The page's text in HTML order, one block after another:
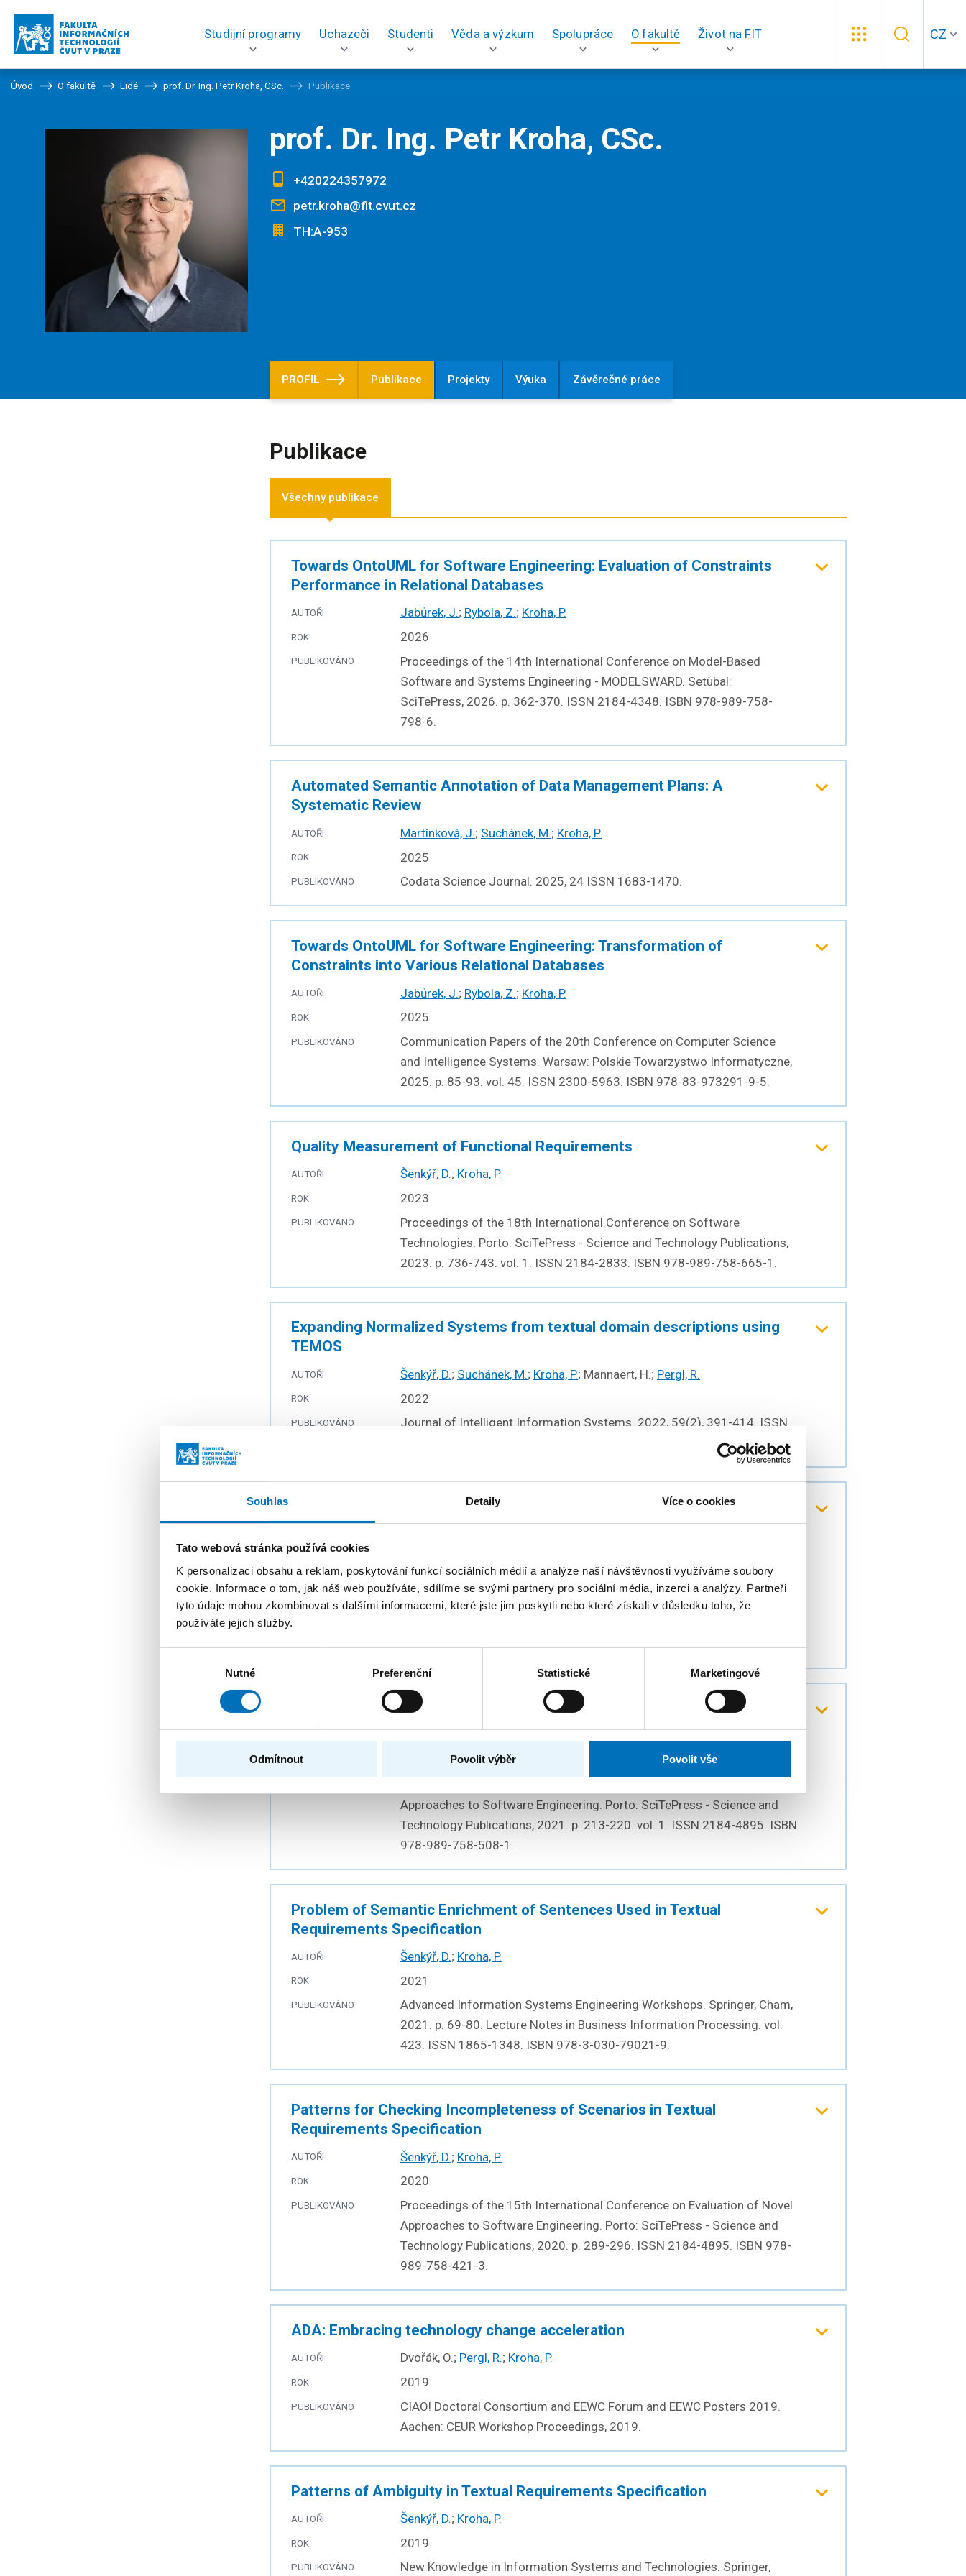
Souhlas Detaily Více o cookies
Tato webová stránka používá cookies
K personalizaci obsahu a reklam, poskytování funkcí sociálních médií a analýze naší návštěvnosti využíváme soubory
cookie. Informace o tom, jak náš web používáte, sdílíme se svými partnery pro sociální média, inzerci a analýzy. Partneři
tyto údaje mohou zkombinovat s dalšími informacemi, které jste jim poskytli nebo které získali v důsledku toho, že
používáte jejich služby.
Nutné Preferenční Statistické Marketingové
Odmítnout Povolit výběr Povolit vše
Studijní programy Uchazeči Studenti Věda a výzkum Spolupráce O fakultě Život na FIT CZ
Úvod O fakultě Lidé prof. Dr. Ing. Petr Kroha, CSc. Publikace
prof. Dr. Ing. Petr Kroha, CSc.
+420224357972
petr.kroha@fit.cvut.cz
TH:A-953
PROFIL Publikace Projekty Výuka Závěrečné práce
Publikace
Všechny publikace
Towards OntoUML for Software Engineering: Evaluation of Constraints
Performance in Relational Databases
AUTOŘI Jabůrek, J.; Rybola, Z.; Kroha, P.
ROK 2026
PUBLIKOVÁNO
Proceedings of the 14th International Conference on Model-Based
Software and Systems Engineering - MODELSWARD. Setùbal:
SciTePress, 2026. p. 362-370. ISSN 2184-4348. ISBN 978-989-758-
798-6.
Automated Semantic Annotation of Data Management Plans: A
Systematic Review
AUTOŘI Martínková, J.; Suchánek, M.; Kroha, P.
ROK 2025
PUBLIKOVÁNO Codata Science Journal. 2025, 24 ISSN 1683-1470.
Towards OntoUML for Software Engineering: Transformation of
Constraints into Various Relational Databases
AUTOŘI Jabůrek, J.; Rybola, Z.; Kroha, P.
ROK 2025
PUBLIKOVÁNO
Communication Papers of the 20th Conference on Computer Science
and Intelligence Systems. Warsaw: Polskie Towarzystwo Informatyczne,
2025. p. 85-93. vol. 45. ISSN 2300-5963. ISBN 978-83-973291-9-5.
Quality Measurement of Functional Requirements
AUTOŘI Šenkýř, D.; Kroha, P.
ROK 2023
PUBLIKOVÁNO
Proceedings of the 18th International Conference on Software
Technologies. Porto: SciTePress - Science and Technology Publications,
2023. p. 736-743. vol. 1. ISSN 2184-2833. ISBN 978-989-758-665-1.
Expanding Normalized Systems from textual domain descriptions using
TEMOS
AUTOŘI Šenkýř, D.; Suchánek, M.; Kroha, P.; Mannaert, H.; Pergl, R.
ROK 2022
PUBLIKOVÁNO
Journal of Intelligent Information Systems. 2022, 59(2), 391-414. ISSN
Problem of Inconsistency and Default Consistency Rules
PUBLIKOVÁNO
New Trends in Intelligent Software Methodologies, Tools and
Techniques. Amsterdam: IOS Press, 2021. p. 674-687. Frontiers in
Problem of Inconsistency in Textual Requirements Specification
ROK
Approaches to Software Engineering. Porto: SciTePress - Science and
Technology Publications, 2021. p. 213-220. vol. 1. ISSN 2184-4895. ISBN
978-989-758-508-1.
Problem of Semantic Enrichment of Sentences Used in Textual
Requirements Specification
AUTOŘI Šenkýř, D.; Kroha, P.
ROK 2021
PUBLIKOVÁNO
Advanced Information Systems Engineering Workshops. Springer, Cham,
2021. p. 69-80. Lecture Notes in Business Information Processing. vol.
423. ISSN 1865-1348. ISBN 978-3-030-79021-9.
Patterns for Checking Incompleteness of Scenarios in Textual
Requirements Specification
AUTOŘI Šenkýř, D.; Kroha, P.
ROK 2020
PUBLIKOVÁNO
Proceedings of the 15th International Conference on Evaluation of Novel
Approaches to Software Engineering. Porto: SciTePress - Science and
Technology Publications, 2020. p. 289-296. ISSN 2184-4895. ISBN 978-
989-758-421-3.
ADA: Embracing technology change acceleration
AUTOŘI Dvořák, O.; Pergl, R.; Kroha, P.
ROK 2019
PUBLIKOVÁNO
CIAO! Doctoral Consortium and EEWC Forum and EEWC Posters 2019.
Aachen: CEUR Workshop Proceedings, 2019.
Patterns of Ambiguity in Textual Requirements Specification
AUTOŘI Šenkýř, D.; Kroha, P.
ROK 2019
PUBLIKOVÁNO New Knowledge in Information Systems and Technologies. Springer,